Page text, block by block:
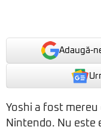
Adaugă-
Yoshi a fost
Nintendo. Nu este